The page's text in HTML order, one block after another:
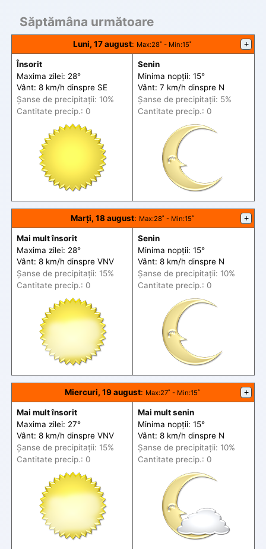
Săptămâna următoare
Luni, 17 august: Max:28˚ - Min:15˚ +
Însorit
Maxima zilei: 28°
Vânt: 8 km/h dinspre SE
Șanse de precipitații: 10%
Cantitate precip.: 0
Senin
Minima nopții: 15°
Vânt: 7 km/h dinspre N
Șanse de precipitații: 5%
Cantitate precip.: 0
Marți, 18 august: Max:28˚ - Min:15˚ +
Mai mult însorit
Maxima zilei: 28°
Vânt: 8 km/h dinspre VNV
Șanse de precipitații: 15%
Cantitate precip.: 0
Senin
Minima nopții: 15°
Vânt: 8 km/h dinspre N
Șanse de precipitații: 10%
Cantitate precip.: 0
Miercuri, 19 august: Max:27˚ - Min:15˚ +
Mai mult însorit
Maxima zilei: 27°
Vânt: 8 km/h dinspre VNV
Șanse de precipitații: 15%
Cantitate precip.: 0
Mai mult senin
Minima nopții: 15°
Vânt: 8 km/h dinspre N
Șanse de precipitații: 10%
Cantitate precip.: 0